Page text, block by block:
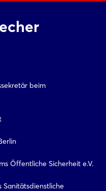
beim
Öffentliche Sicherheit e.V.
Sanitätsdienstliche